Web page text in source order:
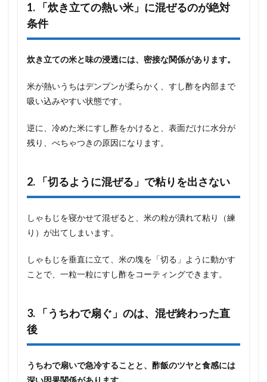
1. 「炊き立ての熱い米」に混ぜるのが絶対
条件
炊き立ての米と味の浸透には、密接な関係があります。
米が熱いうちはデンプンが柔らかく、すし酢を内部まで
吸い込みやすい状態です。
逆に、冷めた米にすし酢をかけると、表面だけに水分が
残り、べちゃつきの原因になります。
2. 「切るように混ぜる」で粘りを出さない
しゃもじを寝かせて混ぜると、米の粒が潰れて粘り（練
り）が出てしまいます。
しゃもじを垂直に立て、米の塊を「切る」ように動かす
ことで、一粒一粒にすし酢をコーティングできます。
3. 「うちわで扇ぐ」のは、混ぜ終わった直
後
うちわで扇いで急冷することと、酢飯のツヤと食感には